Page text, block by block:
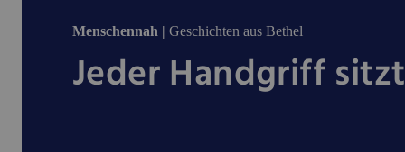
Menschennah | Geschichten aus Bethel
Jeder Handgriff sitzt